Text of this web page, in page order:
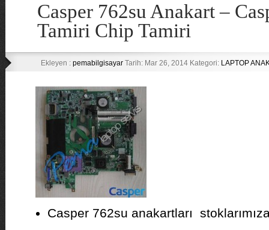
Casper 762su Anakart –
Tamiri Chip Tamiri
Ekleyen : pemabilgisayarTarih: Mar 26, 2014 Kategori: LAPTOP
Casper 762su anakartları